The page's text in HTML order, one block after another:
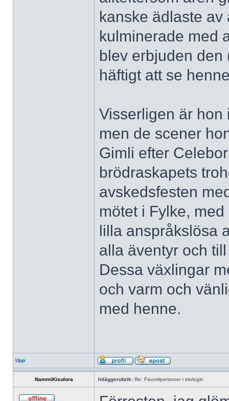
kanske ädlaste
kulminerade med
blev erbjuden den
häftigt att se
Visserligen är hon
men de scener
Gimli efter
brödraskapets
avskedsfesten
mötet i Fylke,
lilla anspråkslösa
alla äventyr och
Dessa växlingar
och varm och
med henne.
Upp
NammiKisulora Inläggsrubrik: Re: Favoritpersoner i triologin